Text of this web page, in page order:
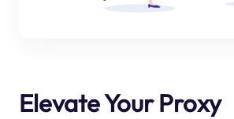
Elevate Your Proxy